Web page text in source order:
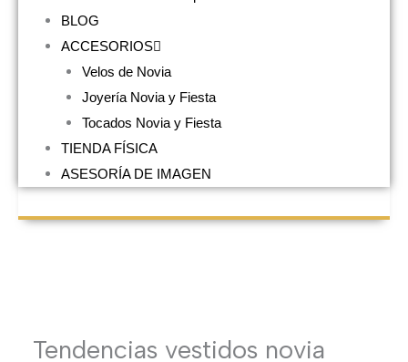
BLOG
ACCESORIOS
Velos de Novia
Joyería Novia y Fiesta
Tocados Novia y Fiesta
TIENDA FÍSICA
ASESORÍA DE IMAGEN
Tendencias vestidos novia